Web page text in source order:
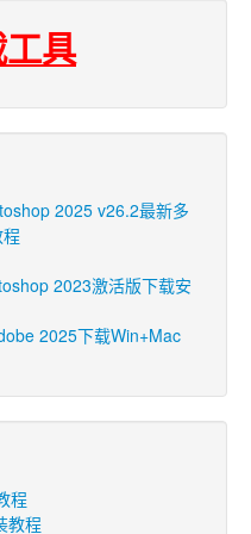
具
2025 v26.2最新多
2023激活版下载安
2025下载Win+Mac
程
教程